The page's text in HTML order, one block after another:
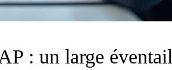
: un large éventail